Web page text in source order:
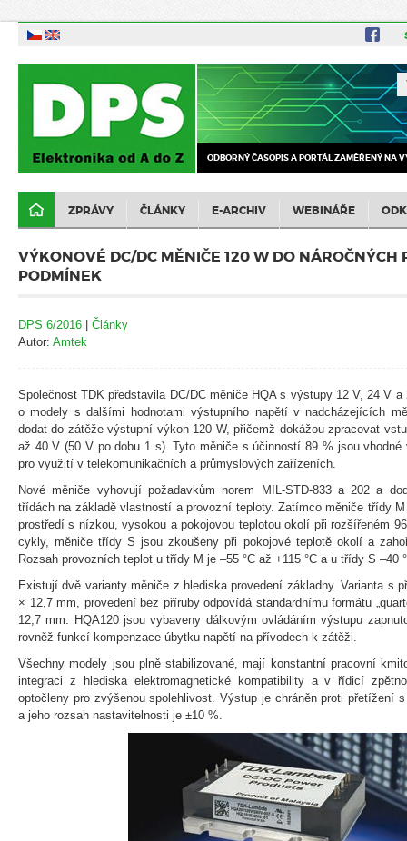
ODBORNÝ ČASOPIS A PORTÁL ZAMĚŘENÝ NA
ZPRÁVY ČLÁNKY E-ARCHIV WEBINÁŘE
VÝKONOVÉ DC/DC MĚNIČE 120 W DO NÁROČNÝCH
PODMÍNEK
DPS 6/2016 | Články
Autor: Amtek
Společnost TDK představila DC/DC měniče HQA s výstupy 12 V, 24 V
o modely s dalšími hodnotami výstupního napětí v nadcházejících
dodat do zátěže výstupní výkon 120 W, přičemž dokážou zpracovat
až 40 V (50 V po dobu 1 s). Tyto měniče s účinností 89 % jsou
pro využití v telekomunikačních a průmyslových zařízeních.
Nové měniče vyhovují požadavkům norem MIL-STD-833 a 202 a
třídách na základě vlastností a provozní teploty. Zatímco měniče třídy
prostředí s nízkou, vysokou a pokojovou teplotou okolí při rozšířeném
cykly, měniče třídy S jsou zkoušeny při pokojové teplotě okolí a
Rozsah provozních teplot u třídy M je –55 °C až +115 °C a u třídy S –40
Existují dvě varianty měniče z hlediska provedení základny. Varianta s
× 12,7 mm, provedení bez příruby odpovídá standardnímu formátu
12,7 mm. HQA120 jsou vybaveny dálkovým ovládáním výstupu
rovněž funkcí kompenzace úbytku napětí na přívodech k zátěži.
Všechny modely jsou plně stabilizované, mají konstantní pracovní
integraci z hlediska elektromagnetické kompatibility a v řídicí
optočleny pro zvýšenou spolehlivost. Výstup je chráněn proti přetížení
a jeho rozsah nastavitelnosti je ±10 %.